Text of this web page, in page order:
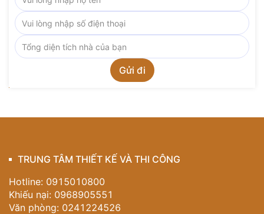
TRUNG TÂM THIẾT KẾ VÀ THI CÔNG
Hotline: 0915010800
Khiếu nại: 0968905551
Văn phòng: 0241224526